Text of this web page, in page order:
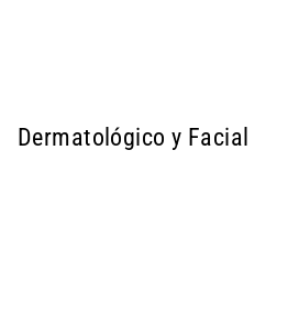
Dermatológico y Facial